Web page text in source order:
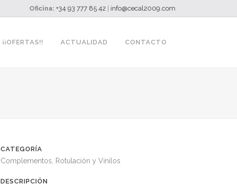
Oficina: +34 93 777 85 42 info@cecal2009.com
¡¡OFERTAS!! ACTUALIDAD CONTACTO
CATEGORÍA
Complementos, Rotulación y Vinilos
DESCRIPCIÓN